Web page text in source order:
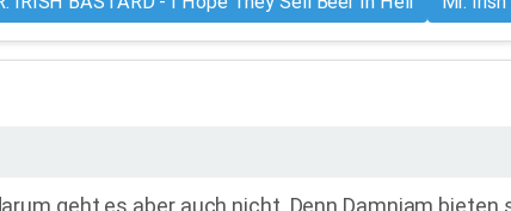
geht es aber auch nicht. Denn Damniam